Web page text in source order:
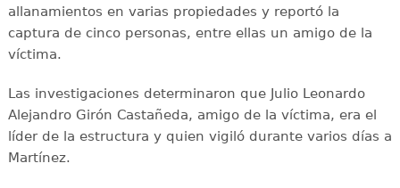
allanamientos en varias propiedades y reportó la
captura de cinco personas, entre ellas un amigo de la
víctima.
Las investigaciones determinaron que Julio Leonardo
Alejandro Girón Castañeda, amigo de la víctima, era el
líder de la estructura y quien vigiló durante varios días a
Martínez.